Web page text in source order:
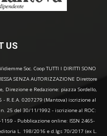
US
Soc. Coop TUTTI I DIRITTI SONO
SENZA AUTORIZZAZIONE Direttore
Direzione e Redazione: piazza Sordello,
- R.E.A. 0207279 (Mantova) iscrizione al
25 del 30/11/1992 - iscrizione al ROC:
- Pubblicazione online: ISSN 2465-
L. 198/2016 e d.lgs 70/2017 (ex L.